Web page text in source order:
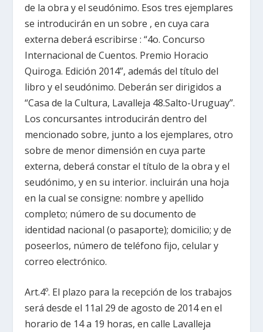
de la obra y el seudónimo. Esos tres ejemplares
se introducirán en un sobre , en cuya cara
externa deberá escribirse : “4o. Concurso
Internacional de Cuentos. Premio Horacio
Quiroga. Edición 2014”, además del título del
libro y el seudónimo. Deberán ser dirigidos a
“Casa de la Cultura, Lavalleja 48.Salto-Uruguay”.
Los concursantes introducirán dentro del
mencionado sobre, junto a los ejemplares, otro
sobre de menor dimensión en cuya parte
externa, deberá constar el título de la obra y el
seudónimo, y en su interior. incluirán una hoja
en la cual se consigne: nombre y apellido
completo; número de su documento de
identidad nacional (o pasaporte); domicilio; y de
poseerlos, número de teléfono fijo, celular y
correo electrónico.
Art.4º. El plazo para la recepción de los trabajos
será desde el 11al 29 de agosto de 2014 en el
horario de 14 a 19 horas, en calle Lavalleja